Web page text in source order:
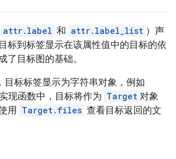
attr.label 和 attr.label_list ）声
标到标签显示在该属性值中的目标的依
了目标图的基础。
目标标签显示为字符串对象，例如
现函数中，目标将作为 Target 对象
用 Target.files 查看目标返回的文